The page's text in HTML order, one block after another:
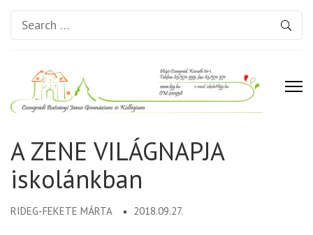
Search
for:
Gimnázium és Kollégium
A ZENE VILÁGNAPJA
iskolánkban
RIDEG-FEKETE MÁRTA 2018.09.27.